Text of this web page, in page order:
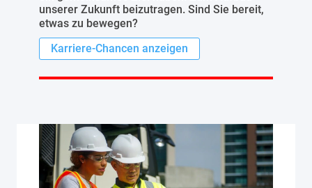
unserer Zukunft beizutragen. Sind Sie bereit,
etwas zu bewegen?
Karriere-Chancen anzeigen